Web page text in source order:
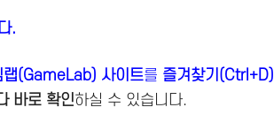
.
랩(GameLab) 사이트를 즐겨찾기(Ctrl+D)
바로 확인하실 수 있습니다.